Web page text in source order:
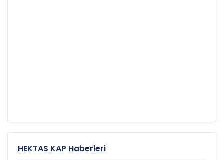
HEKTAS KAP Haberleri